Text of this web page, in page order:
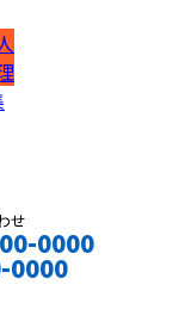
せ
0000
0000